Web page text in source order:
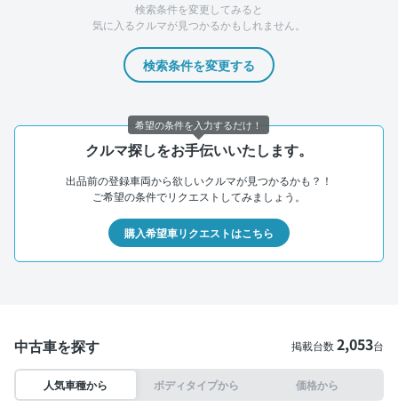
検索条件を変更してみると
気に入るクルマが見つかるかもしれません。
検索条件を変更する
クルマ探しをお手伝いいたします。
出品前の登録車両から欲しいクルマが見つかるかも？！
ご希望の条件でリクエストしてみましょう。
購入希望車リクエストはこちら
中古車を探す 掲載台数2,053台
人気車種から ボディタイプから 価格から
希望の条件を入力するだけ！